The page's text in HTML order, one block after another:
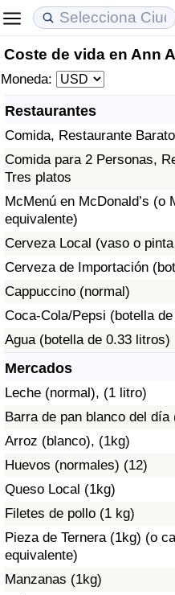
Coste de vida en Ann
Moneda:
Restaurantes
Comida, Restaurante Barato
Comida para 2 Personas,
Tres platos
McMenú en McDonald’s (o
equivalente)
Cerveza Local (vaso o
Cerveza de Importación
Cappuccino (normal)
Coca-Cola/Pepsi (botella
Agua (botella de 0.33 litros)
Mercados
Leche (normal), (1 litro)
Barra de pan blanco del día
Arroz (blanco), (1kg)
Huevos (normales) (12)
Queso Local (1kg)
Filetes de pollo (1 kg)
Pieza de Ternera (1kg) (o
equivalente)
Manzanas (1kg)
Coste de vida
Índice de Costo de Vida
Índice de costo de vida
en aqaba
Precios de las
Índice de Precios de
Índice de Precios de
Calidad de Vida
Índice de Calidad de Vida
Índice de calidad de vida
Delincuencia
Calificación del Índice de
(Actual)
Índice de Criminalidad
Índice de criminalidad por
Sanidad
Índice de Sanidad (Actual)
Índice de Sanidad
Índice de Sanidad por
Contaminación